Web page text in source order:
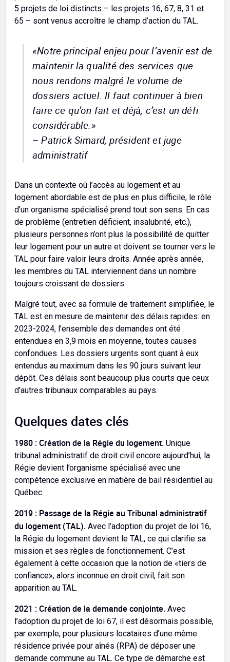
5 projets de loi distincts – les projets 16, 67, 8, 31 et
65 – sont venus accroître le champ d’action du TAL.
«Notre principal enjeu pour l’avenir est de
maintenir la qualité des services que
nous rendons malgré le volume de
dossiers actuel. Il faut continuer à bien
faire ce qu’on fait et déjà, c’est un défi
considérable.»
– Patrick Simard, président et juge
administratif
Dans un contexte où l’accès au logement et au
logement abordable est de plus en plus difficile, le rôle
d’un organisme spécialisé prend tout son sens. En cas
de problème (entretien déficient, insalubrité, etc.),
plusieurs personnes n’ont plus la possibilité de quitter
leur logement pour un autre et doivent se tourner vers le
TAL pour faire valoir leurs droits. Année après année,
les membres du TAL interviennent dans un nombre
toujours croissant de dossiers.
Malgré tout, avec sa formule de traitement simplifiée, le
TAL est en mesure de maintenir des délais rapides: en
2023-2024, l’ensemble des demandes ont été
entendues en 3,9 mois en moyenne, toutes causes
confondues. Les dossiers urgents sont quant à eux
entendus au maximum dans les 90 jours suivant leur
dépôt. Ces délais sont beaucoup plus courts que ceux
d’autres tribunaux comparables au pays.
Quelques dates clés
1980 : Création de la Régie du logement. Unique
tribunal administratif de droit civil encore aujourd’hui, la
Régie devient l’organisme spécialisé avec une
compétence exclusive en matière de bail résidentiel au
Québec.
2019 : Passage de la Régie au Tribunal administratif
du logement (TAL). Avec l’adoption du projet de loi 16,
la Régie du logement devient le TAL, ce qui clarifie sa
mission et ses règles de fonctionnement. C’est
également à cette occasion que la notion de «tiers de
confiance», alors inconnue en droit civil, fait son
apparition au TAL.
2021 : Création de la demande conjointe. Avec
l’adoption du projet de loi 67, il est désormais possible,
par exemple, pour plusieurs locataires d’une même
résidence privée pour aînés (RPA) de déposer une
demande commune au TAL. Ce type de démarche est